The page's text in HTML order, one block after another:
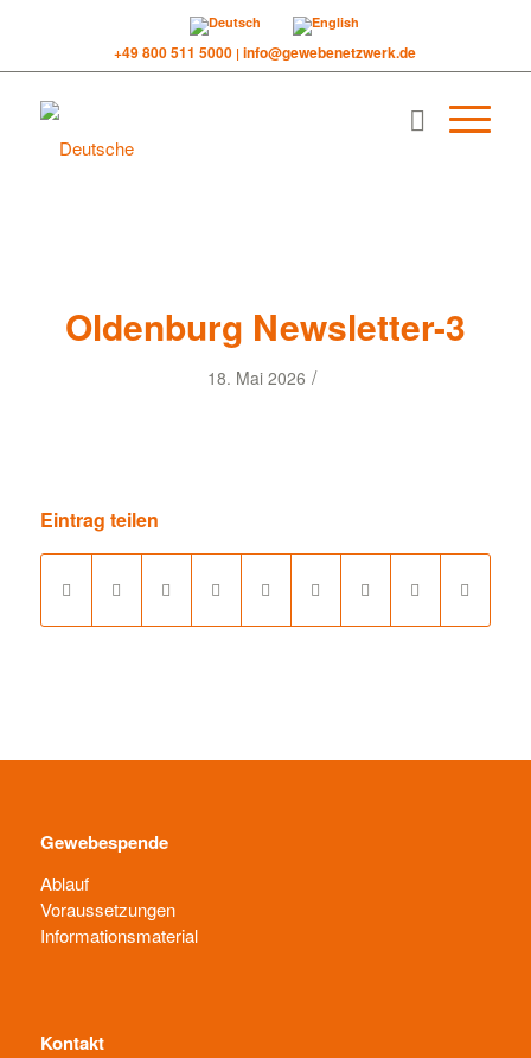
+49 800 511 5000 |info@gewebenetzwerk.de
Oldenburg Newsletter-3
18. Mai 2026 /
Eintrag teilen
Gewebespende
Ablauf
Voraussetzungen
Informationsmaterial
Kontakt